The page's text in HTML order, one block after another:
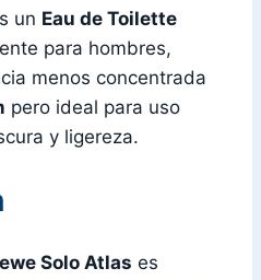
un Eau de Toilette
para hombres,
menos concentrada
pero ideal para uso
y ligereza.
Solo Atlas es